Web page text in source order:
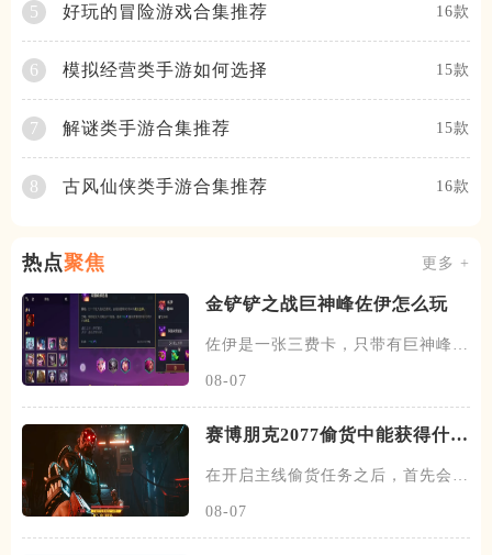
5 好玩的冒险游戏合集推荐 16款
6 模拟经营类手游如何选择 15款
7 解谜类手游合集推荐 15款
8 古风仙侠类手游合集推荐 16款
热点聚焦 更多 +
金铲铲之战巨神峰佐伊怎么玩
佐伊是一张三费卡，只带有巨神峰一
08-07
赛博朋克2077偷货中能获得什么
在开启主线偷货任务之后，首先会去
08-07